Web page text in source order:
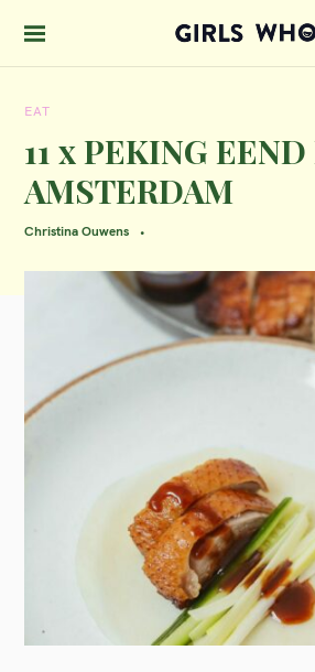
EAT
11 x PEKING
AMSTERDAM
Christina Ouwens